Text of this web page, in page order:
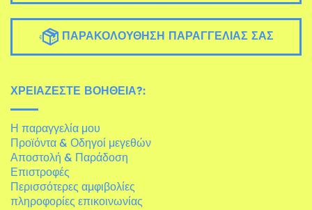
ΠΑΡΑΚΟΛΟΎΘΗΣΗ ΠΑΡΑΓΓΕΛΊΑΣ ΣΑΣ
ΧΡΕΙΆΖΕΣΤΕ ΒΟΉΘΕΙΑ?:
Η παραγγελία μου
Προϊόντα & Οδηγοί μεγεθών
Αποστολή & Παράδοση
Επιστροφές
Περισσότερες αμφιβολίες
πληροφορίες επικοινωνίας